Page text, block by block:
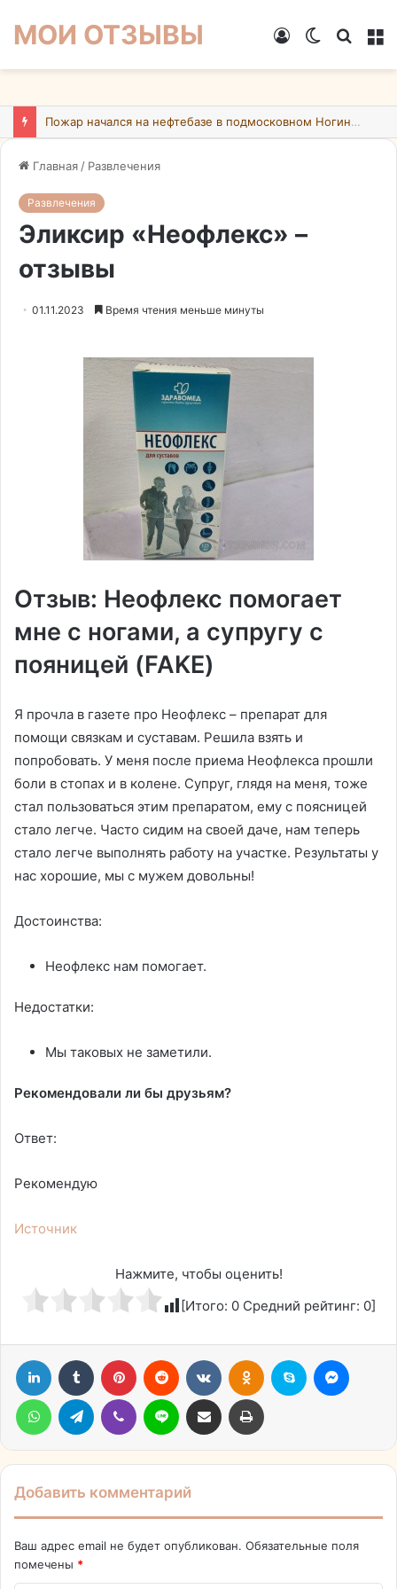
МОИ ОТЗЫВЫ
Switch
Войти
Пожар начался на нефтебазе в подмосковном Ногинске в результате атаки БПЛА ВСУ
Главная / Развлечения
Развлечения
Эликсир «Неофлекс» –
отзывы
01.11.2023 Время чтения меньше минуты
Отзыв: Неофлекс помогает
мне с ногами, а супругу с
пояницей (FAKE)
Я прочла в газете про Неофлекс – препарат для
помощи связкам и суставам. Решила взять и
попробовать. У меня после приема Неофлекса прошли
боли в стопах и в колене. Супруг, глядя на меня, тоже
стал пользоваться этим препаратом, ему с поясницей
стало легче. Часто сидим на своей даче, нам теперь
стало легче выполнять работу на участке. Результаты у
нас хорошие, мы с мужем довольны!
Достоинства:
Неофлекс нам помогает.
Недостатки:
Мы таковых не заметили.
Рекомендовали ли бы друзьям?
Ответ:
Рекомендую
Источник
Нажмите, чтобы оценить!
[Итого: 0 Средний рейтинг: 0]
LinkedIn Tumblr Pinterest Reddit ВконтактеОдноклассники
Skype
WhatsAppTelegram Viber Line Поделиться через электронную почту Печатать
Добавить комментарий
Ваш адрес email не будет опубликован. Обязательные поля
помечены *